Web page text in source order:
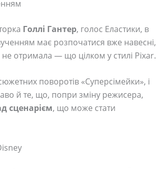
Голлі Гантер, голос Еластики, в
має розпочатися вже навесні,
отримала — що цілком у стилі Pixar.
поворотів «Суперсімейки», і
й те, що, попри зміну режисера,
сценарієм, що може стати